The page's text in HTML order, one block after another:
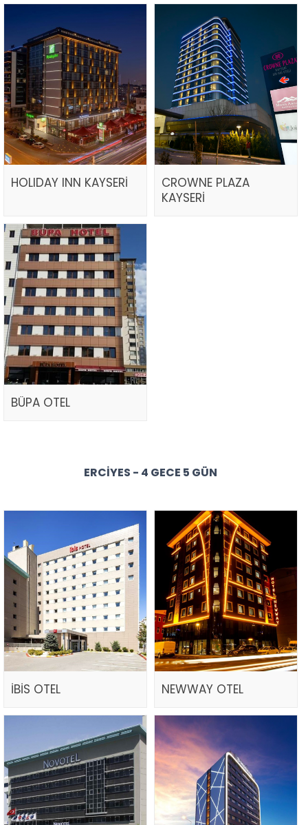
HOLIDAY INN KAYSERİ
CROWNE PLAZA
KAYSERİ
BÜPA OTEL
ERCIYES - 4 GECE 5 GÜN
İBİS OTEL NEWWAY OTEL